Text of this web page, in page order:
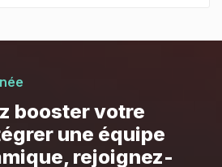
booster votre
une équipe
rejoignez-